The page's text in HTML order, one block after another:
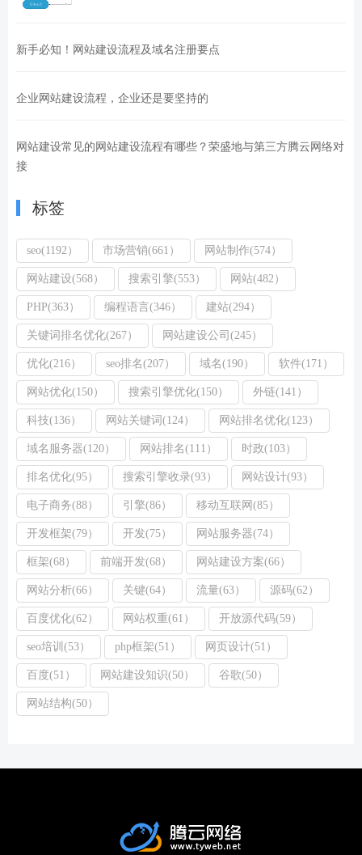
新手必知！网站建设流程及域名注册要点
企业网站建设流程，企业还是要坚持的
网站建设常见的网站建设流程有哪些？荣盛地与第三方腾云网络对
接
标签
seo(1192） 市场营销(661） 网站制作(574）
网站建设(568） 搜索引擎(553） 网站(482）
PHP(363） 编程语言(346） 建站(294）
关键词排名优化(267） 网站建设公司(245）
优化(216） seo排名(207） 域名(190） 软件(171）
网站优化(150） 搜索引擎优化(150） 外链(141）
科技(136） 网站关键词(124） 网站排名优化(123）
域名服务器(120） 网站排名(111） 时政(103）
排名优化(95） 搜索引擎收录(93） 网站设计(93）
电子商务(88） 引擎(86） 移动互联网(85）
开发框架(79） 开发(75） 网站服务器(74）
框架(68） 前端开发(68） 网站建设方案(66）
网站分析(66） 关键(64） 流量(63） 源码(62）
百度优化(62） 网站权重(61） 开放源代码(59）
seo培训(53） php框架(51） 网页设计(51）
百度(51） 网站建设知识(50） 谷歌(50）
网站结构(50）